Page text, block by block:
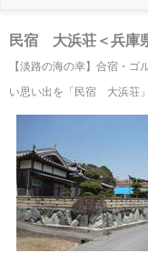
民宿 大浜荘＜兵庫
【淡路の海の幸】合宿・
い思い出を「民宿 大浜荘